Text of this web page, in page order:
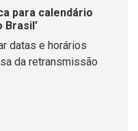
para calendário
Brasil’
datas e horários
da retransmissão